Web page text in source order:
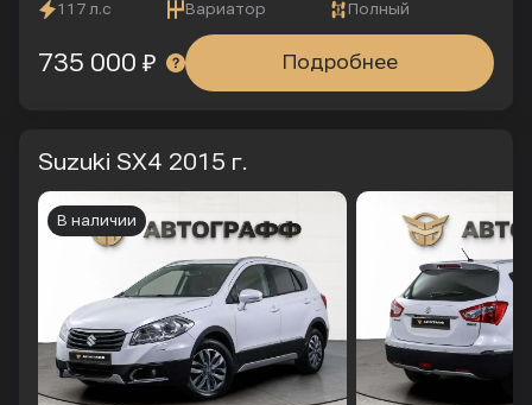
117 л.с
Вариатор Полный
Подробнее
735 000 ₽
Suzuki SX4 2015 г.
В наличии